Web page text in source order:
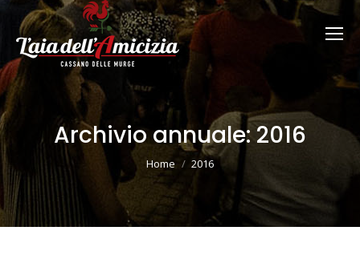
Archivio annuale:2016
Tu sei qui:
Home 2016